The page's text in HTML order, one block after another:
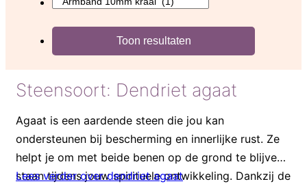
Steensoort: Dendriet agaat
Agaat is een aardende steen die jou kan
ondersteunen bij bescherming en innerlijke rust. Ze
helpt je om met beide benen op de grond te blijven
staan tijdens jouw spirituele ontwikkeling. Dankzij de
Lees verder over dendriet agaat